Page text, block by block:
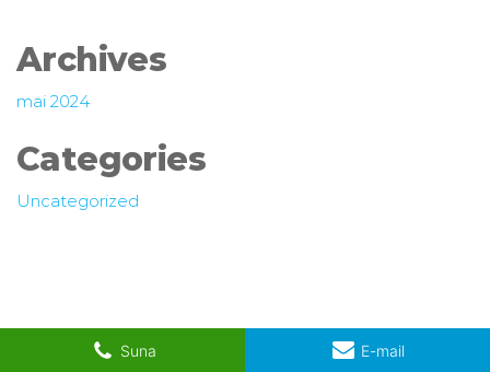
Archives
mai 2024
Categories
Uncategorized
Suna E-mail